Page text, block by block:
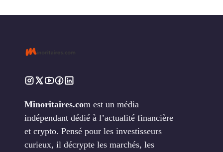
Minoritaires.com est un média
indépendant dédié à l’actualité financière
et crypto. Pensé pour les investisseurs
curieux, il décrypte les marchés, les